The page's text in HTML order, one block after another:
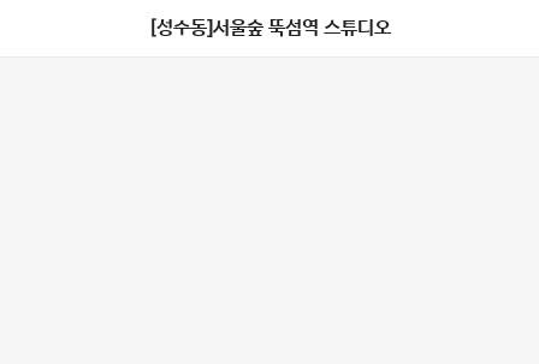
[성수동]서울숲 뚝섬역 스튜디오